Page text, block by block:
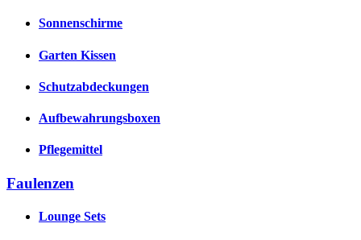
Sonnenschirme
Garten Kissen
Schutzabdeckungen
Aufbewahrungsboxen
Pflegemittel
Faulenzen
Lounge Sets